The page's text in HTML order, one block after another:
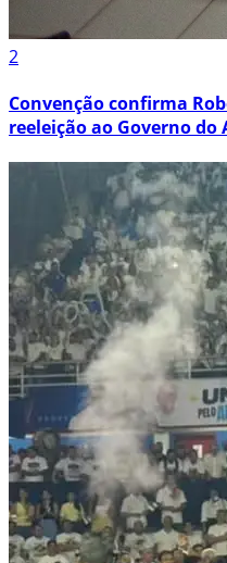
2
Convenção confirma
reeleição ao Governo do